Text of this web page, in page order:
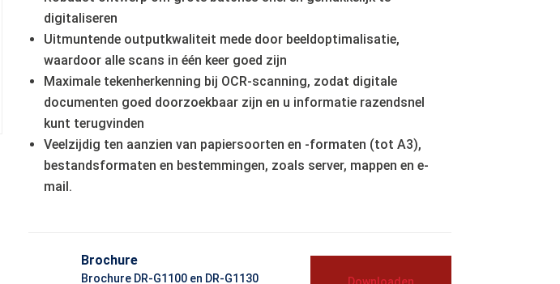
digitaliseren
Uitmuntende outputkwaliteit mede door beeldoptimalisatie,
waardoor alle scans in één keer goed zijn
Maximale tekenherkenning bij OCR-scanning, zodat digitale
documenten goed doorzoekbaar zijn en u informatie razendsnel
kunt terugvinden
Veelzijdig ten aanzien van papiersoorten en -formaten (tot A3),
bestandsformaten en bestemmingen, zoals server, mappen en e-
mail.
Brochure
Brochure DR-G1100 en DR-G1130